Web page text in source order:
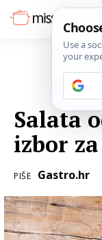
Salata
izbor
PIŠE Gastro.hr